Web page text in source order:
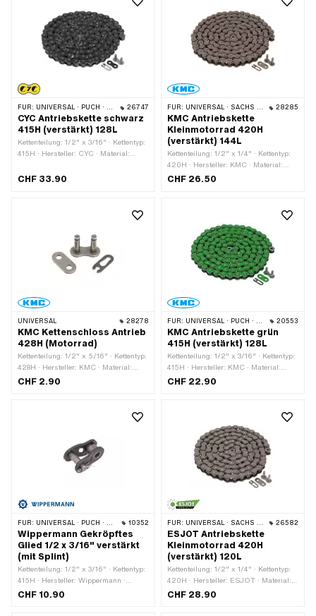
FÜR: UNIVERSAL · PUCH · SACHS · PONY / CILO (BETA 521 & 512) · ZÜNDAPP BELMONDO · TOMOS · BYE BIKE 26747
CYC Antriebskette schwarz
415H (verstärkt) 128L
Kettenteilung: 1/2" x 3/16" · Kettentyp:
415H · Hersteller: CYC · Material:
schwarz · Abrollumfang: 1626 mm ·
CHF 33.90
FÜR: UNIVERSAL · SACHS · KREIDLER 28285
KMC Antriebskette
Kleinmotorrad 420H
(verstärkt) 144L
Kettenteilung: 1/2" x 1/4" · Kettentyp:
420H · Hersteller: KMC · Material:
Stahl · Oberfläche: roh · Abrollumfang:
CHF 26.50
UNIVERSAL 28278
KMC Kettenschloss Antrieb
428H (Motorrad)
Kettenteilung: 1/2" x 5/16" · Kettentyp:
428H · Hersteller: KMC · Material:
Stahl · Anzahl Kettenglieder: 1 Stk. ·
CHF 2.90
FÜR: UNIVERSAL · PUCH · SACHS · PONY / CILO (BETA 521 & 512) · ZÜNDAPP BELMONDO · TOMOS · BYE BIKE 20553
KMC Antriebskette grün
415H (verstärkt) 128L
Kettenteilung: 1/2" x 3/16" · Kettentyp:
415H · Hersteller: KMC · Material:
Stahl · Farbe: grün · Anzahl
Federverschluss · Oberfläche: lackiert
CHF 22.90
FÜR: UNIVERSAL · PUCH · SACHS · PONY / CILO (BETA 521 & 512) · ZÜNDAPP BELMONDO · TOMOS · BYE BIKE 10352
Wippermann Gekröpftes
Glied 1/2 x 3/16" verstärkt
(mit Splint)
Kettenteilung: 1/2" x 3/16" · Kettentyp:
415H · Hersteller: Wippermann ·
Material: Stahl · Anzahl Kettenglieder:
CHF 10.90
FÜR: UNIVERSAL · SACHS · KREIDLER 26582
ESJOT Antriebskette
Kleinmotorrad 420H
(verstärkt) 120L
Kettenteilung: 1/2" x 1/4" · Kettentyp:
420H · Hersteller: ESJOT · Material:
Stahl · Anzahl Kettenglieder: 120 Stk. ·
CHF 28.90